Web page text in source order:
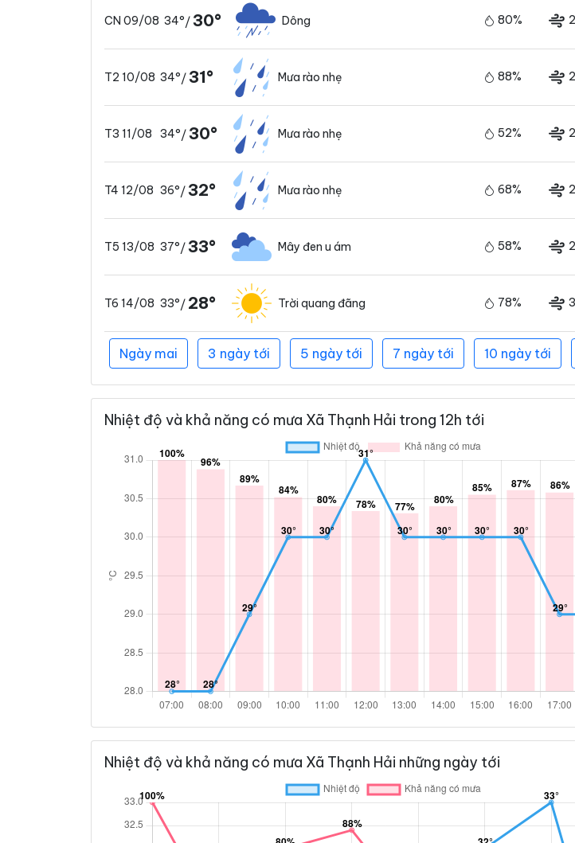
CN 09/08 34°/30° Dông 80%
T2 10/08 34°/31° Mưa rào nhẹ 88%
T3 11/08 34°/30° Mưa rào nhẹ 52%
T4 12/08 36°/32° Mưa rào nhẹ 68%
T5 13/08 37°/33° Mây đen u ám 58%
T6 14/08 33°/ 28° Trời quang đãng 78%
Ngày mai 3 ngày tới 5 ngày tới 7 ngày tới 10 ngày tới
Nhiệt độ và khả năng có mưa Xã Thạnh Hải trong 12h tới
Nhiệt độ và khả năng có mưa Xã Thạnh Hải những ngày tới